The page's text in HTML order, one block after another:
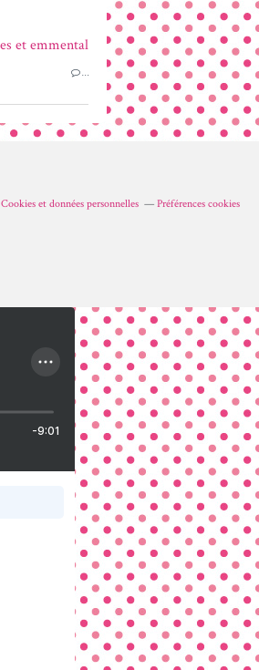
…
Cookies et données personnelles Préférences cookies
-9:01